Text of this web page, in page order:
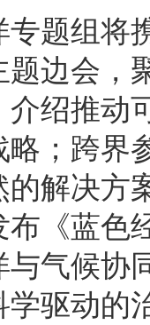
组将携
题边会，
绍推动
略；跨界
的解决方
《蓝色
与气候协
学驱动的